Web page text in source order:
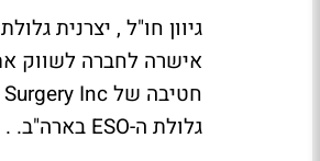
גלולת ה-ESO בארה"ב. .